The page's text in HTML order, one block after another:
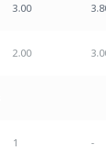
3.00
2.00
1 -